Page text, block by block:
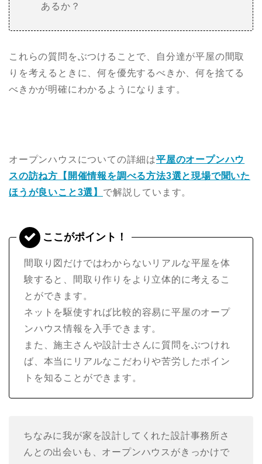
あるか？
これらの質問をぶつけることで、自分達が平屋の間取
りを考えるときに、何を優先するべきか、何を捨てる
べきかが明確にわかるようになります。
オープンハウスについての詳細は平屋のオープンハウ
スの訪ね方【開催情報を調べる方法3選と現場で聞いた
ほうが良いこと3選】 で解説しています。
間取り図だけではわからないリアルな平屋を体
験すると、間取り作りをより立体的に考えるこ
とができます。
ネットを駆使すれば比較的容易に平屋のオープ
ンハウス情報を入手できます。
また、施主さんや設計士さんに質問をぶつけれ
ば、本当にリアルなこだわりや苦労したポイン
トを知ることができます。
ちなみに我が家を設計してくれた設計事務所さ
んとの出会いも、オープンハウスがきっかけで